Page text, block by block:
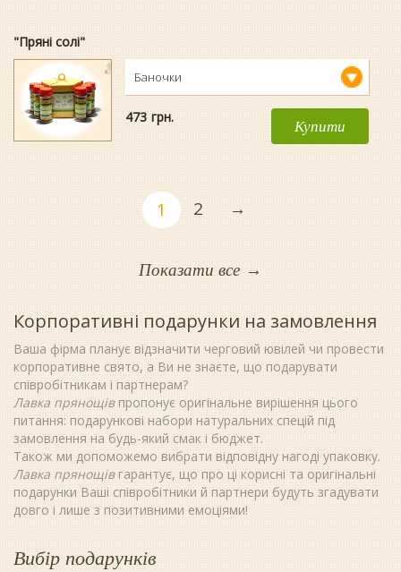
"Пряні солі"
Баночки
473 гpн. Купити
1 2 →
Показати все →
Корпоративні подарунки на замовлення
Ваша фірма планує відзначити черговий ювілей чи провести
корпоративне свято, а Ви не знаєте, що подарувати
співробітникам і партнерам?
Лавка прянощівпропонує оригінальне вирішення цього
питання: подарункові набори натуральних спецій під
замовлення на будь-який смак і бюджет.
Також ми допоможемо вибрати відповідну нагоді упаковку.
Лавка прянощівгарантує, що про ці корисні та оригінальні
подарунки Ваші співробітники й партнери будуть згадувати
довго і лише з позитивними емоціями!
Вибір подарунків